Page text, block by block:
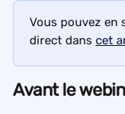
Vous pouvez en
direct dans cet
Avant le